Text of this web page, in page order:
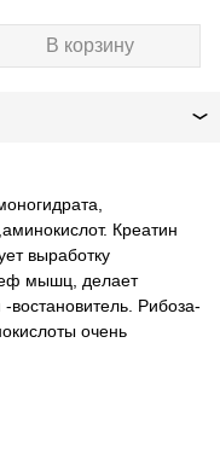
В корзину
Креатин
выработку
мышц, делает
востановитель. Рибоза-
очень